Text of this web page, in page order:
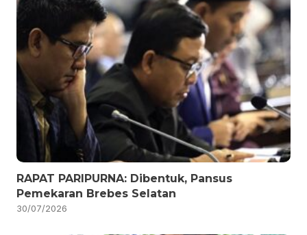
RAPAT PARIPURNA: Dibentuk, Pansus
Pemekaran Brebes Selatan
30/07/2026